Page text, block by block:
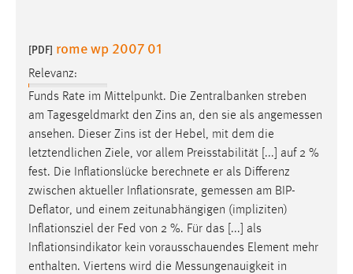
[PDF] rome wp 2007 01
Relevanz:
Funds Rate im Mittelpunkt. Die Zentralbanken streben
am Tagesgeldmarkt den Zins an, den sie als angemessen
ansehen. Dieser Zins ist der Hebel, mit dem die
letztendlichen Ziele, vor allem Preisstabilität [...] auf 2 %
fest. Die Inflationslücke berechnete er als Differenz
zwischen aktueller Inflationsrate, gemessen am BIP-
Deflator, und einem zeitunabhängigen (impliziten)
Inflationsziel der Fed von 2 %. Für das [...] als
Inflationsindikator kein vorausschauendes Element mehr
enthalten. Viertens wird die Messungenauigkeit in
5e9dbeb1811c0446 = Sitzungslaufzeit, mibew_locale = 3
Login
Name:
fe_user, be_user, be_lastLoginProvider
Zweck:
Dieser Cookie ist notwendig um sich an der Website
einloggen zu können.
Cookie Laufzeit:
24 Stunden